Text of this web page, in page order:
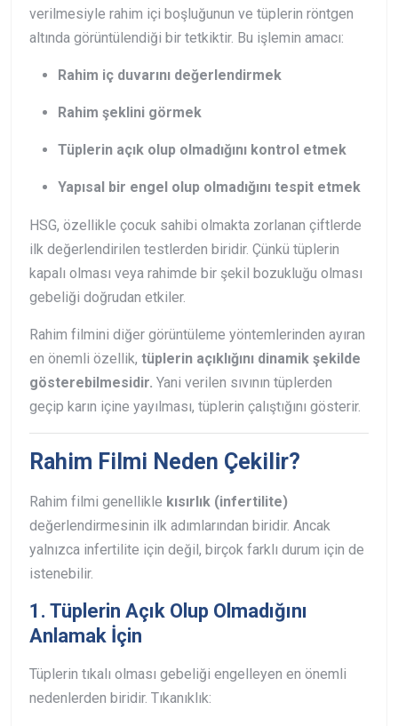
verilmesiyle rahim içi boşluğunun ve tüplerin röntgen
altında görüntülendiği bir tetkiktir. Bu işlemin amacı:
Rahim iç duvarını değerlendirmek
Rahim şeklini görmek
Tüplerin açık olup olmadığını kontrol etmek
Yapısal bir engel olup olmadığını tespit etmek
HSG, özellikle çocuk sahibi olmakta zorlanan çiftlerde
ilk değerlendirilen testlerden biridir. Çünkü tüplerin
kapalı olması veya rahimde bir şekil bozukluğu olması
gebeliği doğrudan etkiler.
Rahim filmini diğer görüntüleme yöntemlerinden ayıran
en önemli özellik, tüplerin açıklığını dinamik şekilde
gösterebilmesidir. Yani verilen sıvının tüplerden
geçip karın içine yayılması, tüplerin çalıştığını gösterir.
Rahim Filmi Neden Çekilir?
Rahim filmi genellikle kısırlık (infertilite)
değerlendirmesinin ilk adımlarından biridir. Ancak
yalnızca infertilite için değil, birçok farklı durum için de
istenebilir.
1. Tüplerin Açık Olup Olmadığını
Anlamak İçin
Tüplerin tıkalı olması gebeliği engelleyen en önemli
nedenlerden biridir. Tıkanıklık: